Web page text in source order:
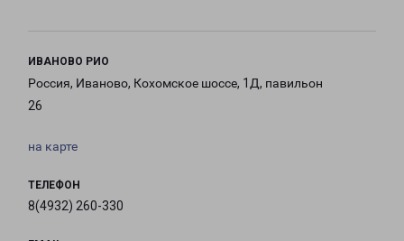
ИВАНОВО РИО
Россия, Иваново, Кохомское шоссе, 1Д, павильон
26
на карте
ТЕЛЕФОН
8(4932) 260-330